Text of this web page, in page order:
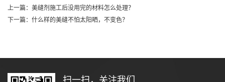
上一篇：美缝剂施工后没用完的材料怎么处理？
下一篇：什么样的美缝不怕太阳晒，不变色？
扫一扫，关注我们